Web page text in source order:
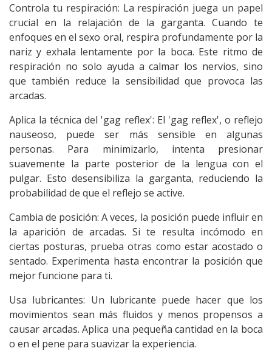
Controla tu respiración: La respiración juega un papel
crucial en la relajación de la garganta. Cuando te
enfoques en elsexo oral, respira profundamente por la
nariz y exhala lentamente por la boca. Este ritmo de
respiración no solo ayuda a calmar los nervios, sino
que también reduce la sensibilidad que provoca las
arcadas.
Aplica la técnica del 'gag reflex': El 'gag reflex', o reflejo
nauseoso, puede ser más sensible en algunas
personas. Para minimizarlo, intenta presionar
suavemente la parte posterior de la lengua con el
pulgar. Esto desensibiliza la garganta, reduciendo la
probabilidad de que el reflejo se active.
Cambia de posición: A veces, la posición puede influir en
la aparición de arcadas. Si te resulta incómodo en
ciertas posturas, prueba otras como estar acostado o
sentado. Experimenta hasta encontrar la posición que
mejor funcione para ti.
Usa lubricantes: Un lubricante puede hacer que los
movimientos sean más fluidos y menos propensos a
causar arcadas. Aplica una pequeña cantidad en la boca
o en el pene para suavizar la experiencia.